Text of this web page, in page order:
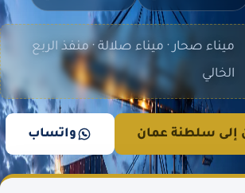
ميناء صحار · ميناء صلالة · منفذ الربع
الخالي
سلطنة عمان واتساب